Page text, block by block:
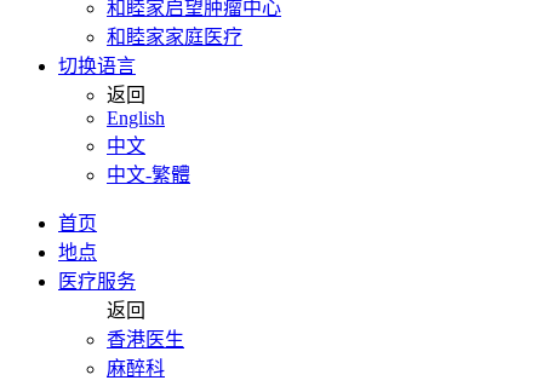
和睦家启望肿瘤中心
和睦家家庭医疗
切换语言
返回
English
中文
中文-繁體
首页
地点
医疗服务
返回
香港医生
麻醉科